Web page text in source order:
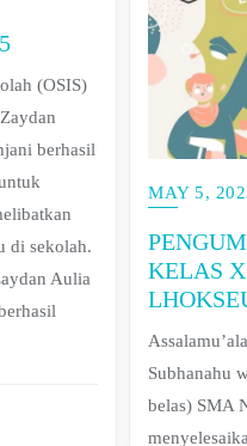
(OSIS)
berhasil
di sekolah.
Aulia
MAY 5,
KELAS
Subhanahu
belas) SMA